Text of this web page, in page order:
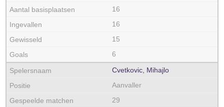
16
16
15
6
Cvetkovic, Mihajlo
Aanvaller
29